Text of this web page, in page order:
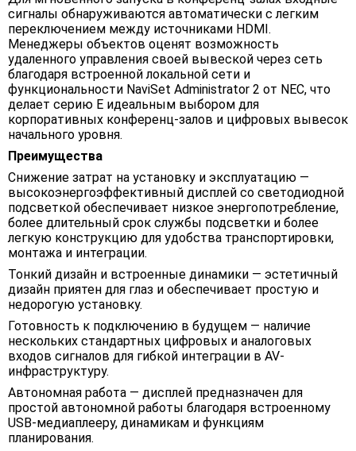
сигналы обнаруживаются автоматически с легким
переключением между источниками HDMI.
Менеджеры объектов оценят возможность
удаленного управления своей вывеской через сеть
благодаря встроенной локальной сети и
функциональности NaviSet Administrator 2 от NEC, что
делает серию E идеальным выбором для
корпоративных конференц-залов и цифровых вывесок
начального уровня.
Преимущества
Снижение затрат на установку и эксплуатацию —
высокоэнергоэффективный дисплей со светодиодной
подсветкой обеспечивает низкое энергопотребление,
более длительный срок службы подсветки и более
легкую конструкцию для удобства транспортировки,
монтажа и интеграции.
Тонкий дизайн и встроенные динамики — эстетичный
дизайн приятен для глаз и обеспечивает простую и
недорогую установку.
Готовность к подключению в будущем — наличие
нескольких стандартных цифровых и аналоговых
входов сигналов для гибкой интеграции в AV-
инфраструктуру.
Автономная работа — дисплей предназначен для
простой автономной работы благодаря встроенному
USB-медиаплееру, динамикам и функциям
планирования.